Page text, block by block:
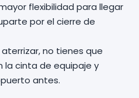
flexibilidad para llegar
por el cierre de
no tienes que
la cinta de equipaje y
antes.